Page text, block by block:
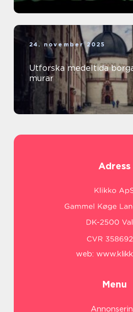
24. november 2025
Utforska medeltida
murar
Adress
web:
Menu